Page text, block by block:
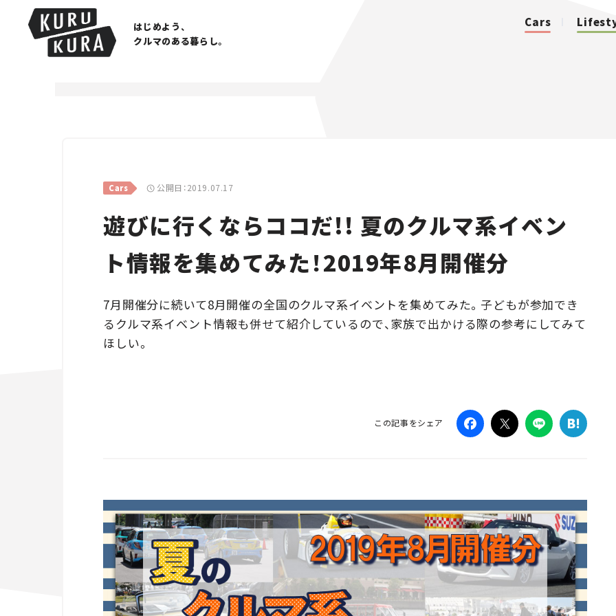
はじめよう、
クルマのある暮らし。
Cars
Cars 公開日：2019.07.17
遊びに行くならココだ!! 夏のクルマ系イベン
ト情報を集めてみた！2019年8月開催分
7月開催分に続いて8月開催の全国のクルマ系イベントを集めてみた。子どもが参加でき
るクルマ系イベント情報も併せて紹介しているので、家族で出かける際の参考にしてみて
ほしい。
この記事をシェア
Traffic
Series